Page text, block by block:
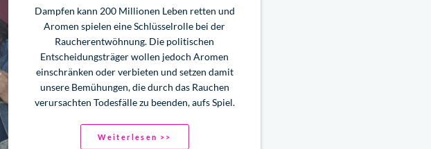
Dampfen kann 200 Millionen Leben retten und
Aromen spielen eine Schlüsselrolle bei der
Raucherentwöhnung. Die politischen
Entscheidungsträger wollen jedoch Aromen
einschränken oder verbieten und setzen damit
unsere Bemühungen, die durch das Rauchen
verursachten Todesfälle zu beenden, aufs Spiel.
Weiterlesen >>